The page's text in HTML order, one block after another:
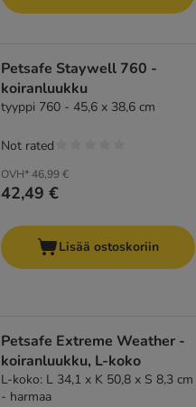
Petsafe Staywell 760 -
koiranluukku
tyyppi 760 - 45,6 x 38,6 cm
OVH*46,99 €
42,49 €
Not rated
Lisää ostoskoriin
Petsafe Extreme Weather -
koiranluukku, L-koko
L-koko: L 34,1 x K 50,8 x S 8,3 cm
- harmaa